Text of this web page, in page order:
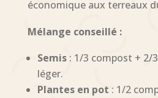
économique aux terreaux
Mélange conseillé :
Semis: 1/3 compost + 2/
léger.
Plantes en pot : 1/2